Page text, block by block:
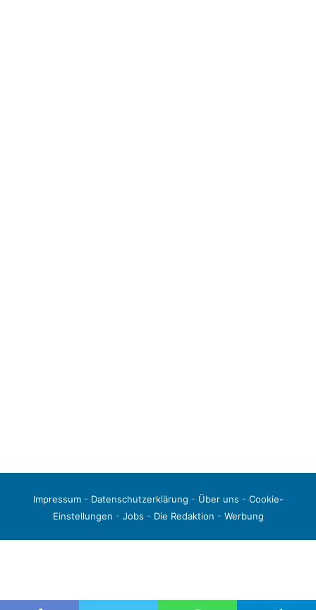
Impressum- Datenschutzerklärung - Über uns - Cookie-
Einstellungen - Jobs - Die Redaktion - Werbung